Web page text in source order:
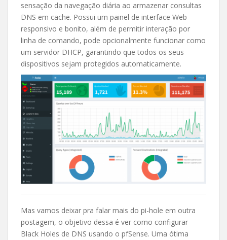
sensação da navegação diária ao armazenar consultas
DNS em cache. Possui um painel de interface Web
responsivo e bonito, além de permitir interação por
linha de comando, pode opcionalmente funcionar como
um servidor DHCP, garantindo que todos os seus
dispositivos sejam protegidos automaticamente.
Mas vamos deixar pra falar mais do pi-hole em outra
postagem, o objetivo dessa é ver como configurar
Black Holes de DNS usando o pfSense. Uma ótima